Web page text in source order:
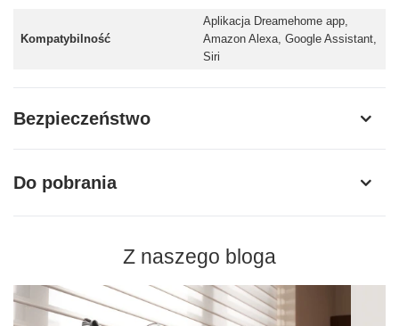
Kompatybilność
Aplikacja Dreamehome app,
Amazon Alexa, Google Assistant,
Siri
Bezpieczeństwo
Do pobrania
Z naszego bloga